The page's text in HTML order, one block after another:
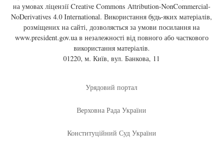
на умовах ліцензії Creative Commons Attribution-NonCommercial-
NoDerivatives 4.0 International. Використання будь-яких матеріалів,
розміщених на сайті, дозволяється за умови посилання на
www.president.gov.uaв незалежності від повного або часткового
використання матеріалів.
01220, м. Київ, вул. Банкова, 11
Урядовий портал
Верховна Рада України
Конституційний Суд України